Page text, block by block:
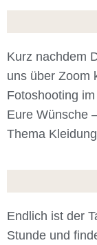
Kurz nachdem
uns über Zoom
Fotoshooting
Eure Wünsche
Thema
Endlich ist der
Stunde und